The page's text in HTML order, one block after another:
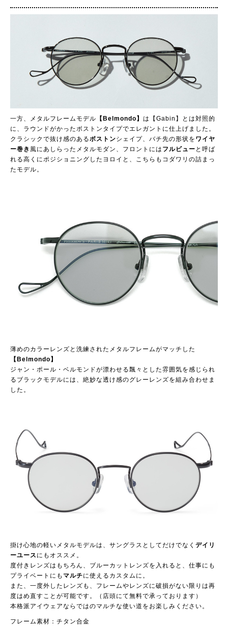
一方、メタルフレームモデル 【Belmondo】 は【Gabin】とは対照的
に、ラウンドがかったボストンタイプでエレガントに仕上げました。
クラシックで抜け感のあるボストンシェイプ、バチ先の形状を ワイヤ
ー巻き 風にあしらったメタルモダン、フロントには フルビュー と呼ば
れる高くにポジショニングしたヨロイと、こちらもコダワリの詰まっ
たモデル。
薄めのカラーレンズと洗練されたメタルフレームがマッチした
【Belmondo】
ジャン・ポール・ベルモンドが漂わせる飄々とした雰囲気を感じられ
るブラックモデルには、絶妙な透け感のグレーレンズを組み合わせま
した。
掛け心地の軽いメタルモデルは、サングラスとしてだけでなく デイリ
ーユース にもオススメ。
度付きレンズはもちろん、ブルーカットレンズを入れると、仕事にも
プライベートにも マルチに使えるカスタムに。
また、一度外したレンズも、フレームやレンズに破損がない限りは再
度はめ直すことが可能です。（店頭にて無料で承っております）
本格派アイウェアならではのマルチな使い道をお楽しみください。
フレーム素材：チタン合金